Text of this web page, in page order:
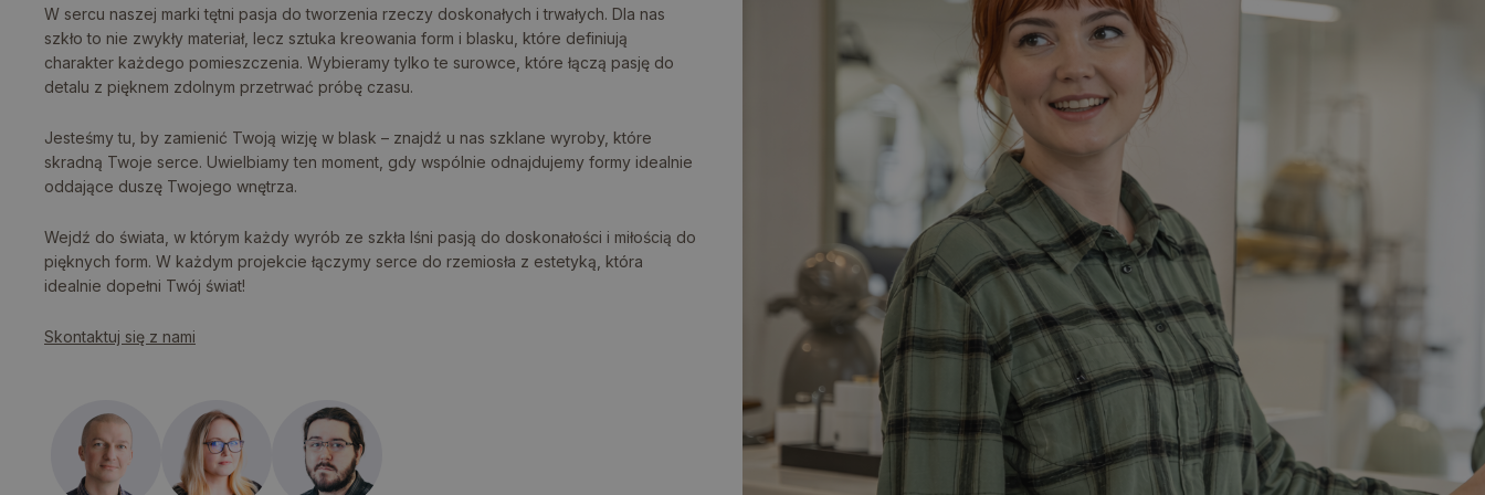
W sercu naszej marki tętni pasja do tworzenia rzeczy doskonałych i trwałych. Dla nas
szkło to nie zwykły materiał, lecz sztuka kreowania form i blasku, które definiują
charakter każdego pomieszczenia. Wybieramy tylko te surowce, które łączą pasję do
detalu z pięknem zdolnym przetrwać próbę czasu.
Jesteśmy tu, by zamienić Twoją wizję w blask – znajdź u nas szklane wyroby, które
skradną Twoje serce. Uwielbiamy ten moment, gdy wspólnie odnajdujemy formy idealnie
oddające duszę Twojego wnętrza.
Wejdź do świata, w którym każdy wyrób ze szkła lśni pasją do doskonałości i miłością do
pięknych form. W każdym projekcie łączymy serce do rzemiosła z estetyką, która
idealnie dopełni Twój świat!
Skontaktuj się z nami